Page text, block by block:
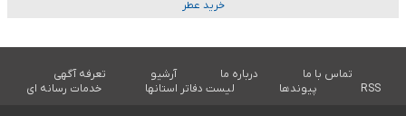
خرید عطر
تماس با ما درباره ما آرشیو
تعرفه آگهی
RSS
پیوندها لیست دفاتر استانها خدمات رسانه ای